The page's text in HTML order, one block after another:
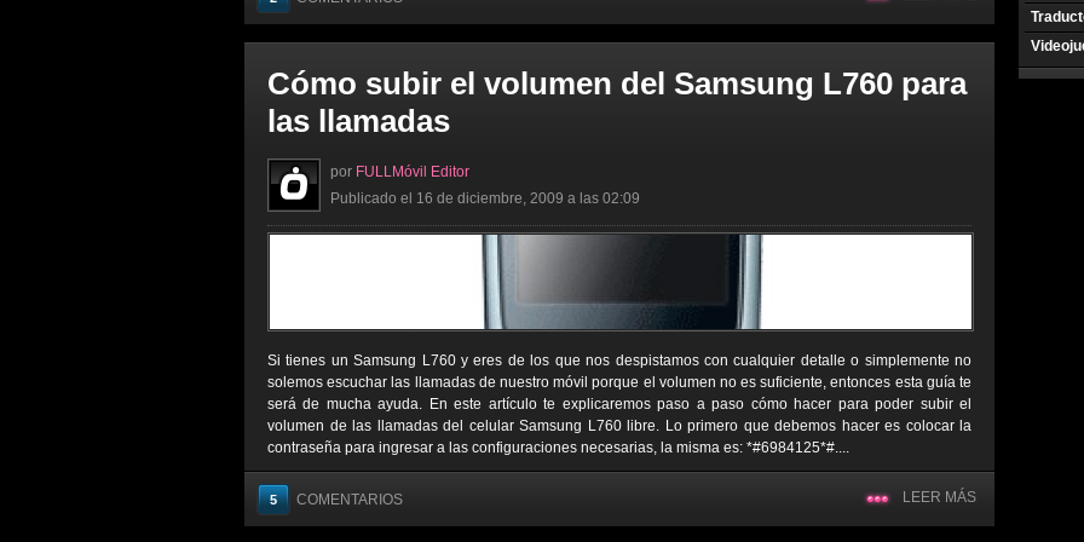
Cómo subir el volumen del Samsung L760 para
las llamadas
por FULLMóvil Editor
Publicado el 16 de diciembre, 2009 a las 02:09
Si tienes un Samsung L760 y eres de los que nos despistamos con cualquier detalle o simplemente no
solemos escuchar las llamadas de nuestro móvil porque el volumen no es suficiente, entonces esta guía te
será de mucha ayuda. En este artículo te explicaremos paso a paso cómo hacer para poder subir el
volumen de las llamadas del celular Samsung L760 libre. Lo primero que debemos hacer es colocar la
contraseña para ingresar a las configuraciones necesarias, la misma es: *#6984125*#....
5 COMENTARIOS LEER MÁS